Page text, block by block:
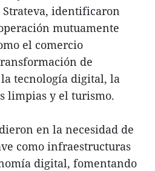
identificaron
mutuamente
el comercio
de
tecnología digital, la
limpias y el turismo.
en la necesidad de
como infraestructuras
digital, fomentando